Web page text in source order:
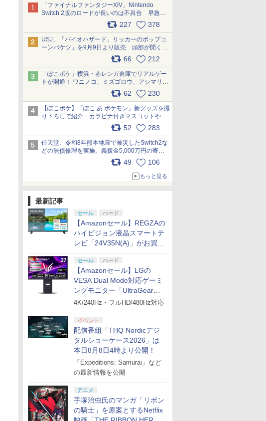
「ファイナルファンタジーXIV」Nintendo
Switch 2版のロードが長いのは不具合 早急に
アップデートできるよう対応中227 378
USJ、「バイオハザード」リッカーのポップコ
ーンバケツ」を9月9日より販売 頭部が開く仕
組み。味は恐怖を堪のう「味噌フレーバー」
66 212
「ぽこポケ」横浜・赤レンガ倉庫でリアルゲー
トが開通！ ワニノコ、ミズゴロウ、アシマリ登
場シーンをレポート pic.x.com/LDgEByVl6D
62 230
【ぽこポケ】「ぽこ あ ポケモン」新グッズを撮
り下ろしで紹介 カラビナ付きマスコットやス
52 283
任天堂、令和8年熊本地震で被災したSwitch2な
どの無償修理を実施。義援金5,000万円の寄付
も発表 pic.x.com/BAYsMfUfUC
49 106
もっと見る
最新記事
セール ハード
【Amazonセール】REGZAの
ハイビジョン液晶スマートテ
レビ「24V35N(A)」がお買い
得！
セール ハード
【Amazonセール】LGの
VESA Dual Mode対応ゲーミ
ングモニター「UltraGear
27G850A-B」がお買い得！
4K/240Hz・フルHD/480Hz対応
イベント
配信番組「THQ Nordicデジ
タルショーケース2026」は
本日8月8日4時より公開！
「Expeditions: Samurai」など
の最新情報を公開
アニメ
手塚治虫氏のマンガ「リボン
の騎士」を原案とするNetflix